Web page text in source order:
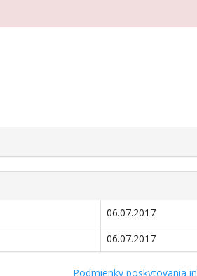
06.07.2017
06.07.2017
Podmienky poskytovania